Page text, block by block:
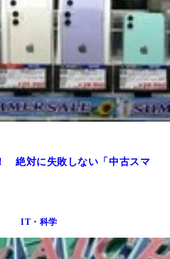
絶対に失敗しない「中古スマ
IT・科学